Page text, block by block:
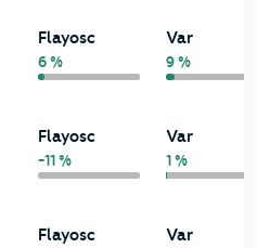
Flayosc
6 %
Var
9 %
Flayosc
-11 %
Var
1 %
Flayosc Var